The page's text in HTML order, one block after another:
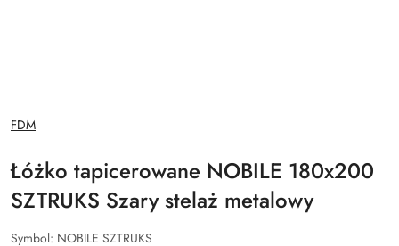
NAZWA
PRODUCENTA:
FDM
Łóżko tapicerowane NOBILE 180x200
SZTRUKS Szary stelaż metalowy
Symbol: NOBILE SZTRUKS